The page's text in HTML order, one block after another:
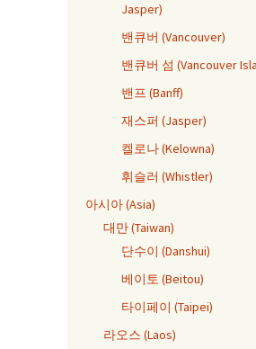
Jasper)
밴큐버 (Vancouver)
밴큐버 섬 (Vancouver
밴프 (Banff)
재스퍼 (Jasper)
켈로나 (Kelowna)
휘슬러 (Whistler)
아시아 (Asia)
대만 (Taiwan)
단수이 (Danshui)
베이토 (Beitou)
타이페이 (Taipei)
라오스 (Laos)